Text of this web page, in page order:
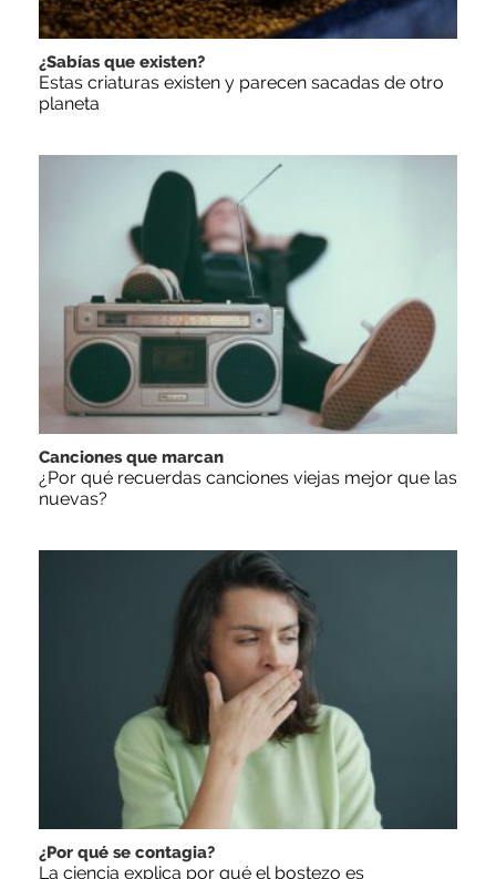
¿Sabías que existen?
Estas criaturas existen y parecen sacadas de otro
planeta
Canciones que marcan
¿Por qué recuerdas canciones viejas mejor que las
nuevas?
¿Por qué se contagia?
La ciencia explica por qué el bostezo es